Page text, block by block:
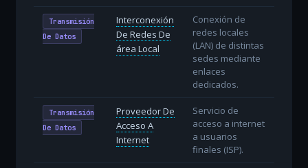
Transmisión
De Datos
Interconexión
De Redes De
área Local
Conexión de
redes locales
(LAN) de distintas
sedes mediante
enlaces
dedicados.
Transmisión
De Datos
Proveedor De
Acceso A
Internet
Servicio de
acceso a internet
a usuarios
finales (ISP).